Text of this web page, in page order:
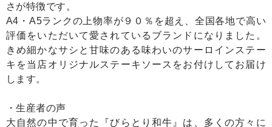
さが特徴です。
A4・A5ランクの上物率が９０％を超え、全国各地で高い
評価をいただいて愛されているブランドになりました。
きめ細かなサシと甘味のある味わいのサーロインステー
キを当店オリジナルステーキソースをお付けしてお届け
します。
・生産者の声
大自然の中で育った『びらとり和牛』は、多くの方々に